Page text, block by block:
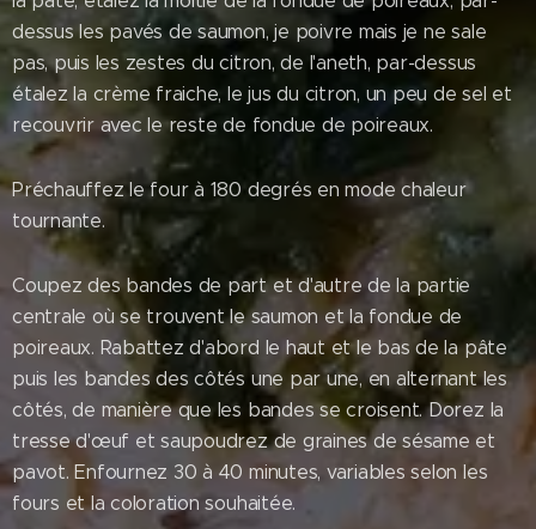
dessus les pavés de saumon, je poivre mais je ne sale
pas, puis les zestes du citron, de l'aneth, par-dessus
étalez la crème fraiche, le jus du citron, un peu de sel et
recouvrir avec le reste de fondue de poireaux.
Préchauffez le four à 180 degrés en mode chaleur
tournante.
Coupez des bandes de part et d'autre de la partie
centrale où se trouvent le saumon et la fondue de
poireaux. Rabattez d'abord le haut et le bas de la pâte
puis les bandes des côtés une par une, en alternant les
côtés, de manière que les bandes se croisent. Dorez la
tresse d'œuf et saupoudrez de graines de sésame et
pavot. Enfournez 30 à 40 minutes, variables selon les
fours et la coloration souhaitée.